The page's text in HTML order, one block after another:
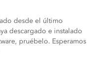
desde el último
descargado e instalado
pruébelo. Esperamos